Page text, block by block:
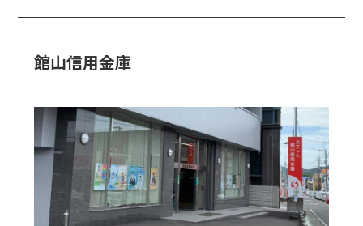
館山信用金庫